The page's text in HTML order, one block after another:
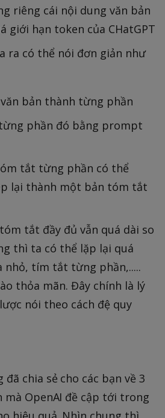
riêng cái nội dung văn bản
giới hạn token của CHatGPT
ra có thể nói đơn giản như
bản thành từng phần
phần đó bằng prompt
tắt từng phần có thể
lại thành một bản tóm tắt
tắt đầy đủ vẫn quá dài so
thì ta có thể lặp lại quá
nhỏ, tím tắt từng phần,.....
thỏa mãn. Đây chính là lý
nói theo cách đệ quy
đã chia sẻ cho các bạn về 3
mà OpenAI đề cập tới trong